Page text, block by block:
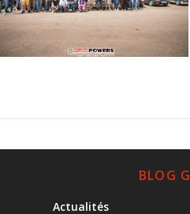
BLOG
Actualités